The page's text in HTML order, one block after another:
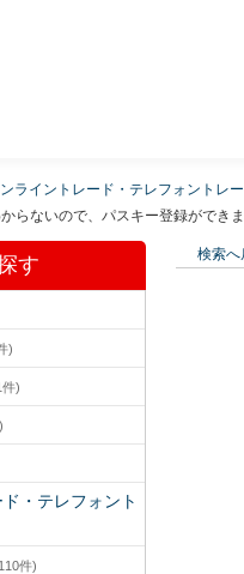
ライントレード・テレフォントレ
らないので、パスキー登録ができま
す
)
)
・テレフォント
件)
検索へ